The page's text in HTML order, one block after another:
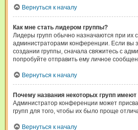
Вернуться к началу
Как мне стать лидером группы?
Лидеры групп обычно назначаются при их
администраторами конференции. Если вы
создании группы, сначала свяжитесь с
попробуйте отправить ему личное
Вернуться к началу
Почему названия некоторых групп
Администратор конференции может
групп для того, чтобы их было проще
Вернуться к началу